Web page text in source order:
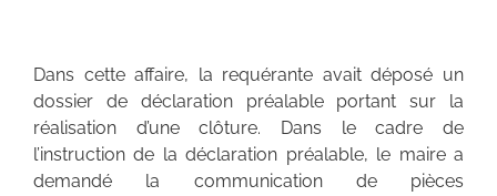
Dans cette affaire, la requérante avait déposé un
dossier de déclaration préalable portant sur la
réalisation d’une clôture. Dans le cadre de
l’instruction de la déclaration préalable, le maire a
demandé la communication de pièces